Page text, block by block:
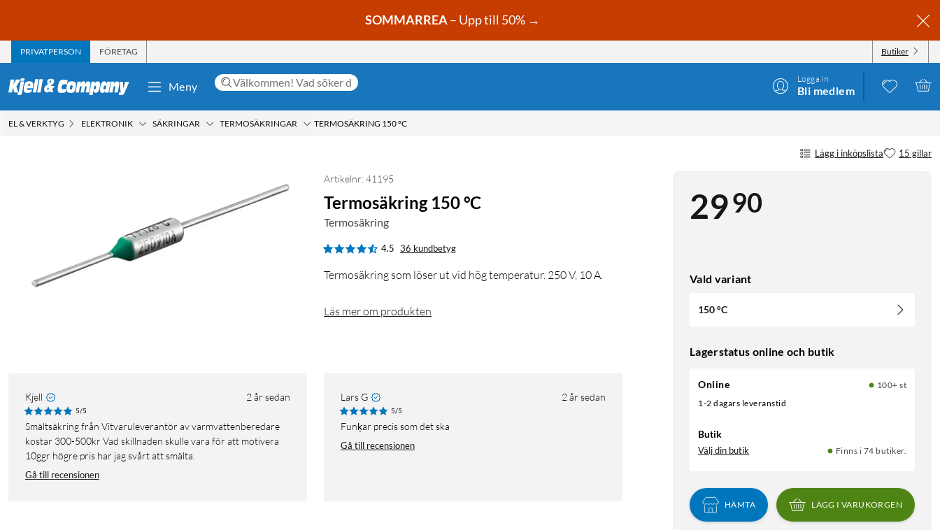
SOMMARREA– Upp till 50% →
PRIVATPERSON FÖRETAG Butiker
Meny
Logga in
Bli medlem
EL & VERKTYG ELEKTRONIK SÄKRINGAR TERMOSÄKRINGAR TERMOSÄKRING 150 °C
Lägg i inköpslista 15 gillar
2990
Vald variant
150 °C
Lagerstatus online och butik
Online
100+ st
1-2 dagars leveranstid
Butik
Välj din butik Finns i 74 butiker.
HÄMTA LÄGG I VARUKORGEN
Artikelnr: 41195
Termosäkring 150 °C
Termosäkring
4.5 36 kundbetyg
Termosäkring som löser ut vid hög temperatur. 250 V, 10 A.
Läs mer om produkten
Kjell 2 år sedan
5/5
Smältsäkring från Vitvaruleverantör av varmvattenberedare
kostar 300-500kr Vad skillnaden skulle vara för att motivera
10ggr högre pris har jag svårt att smälta.
Gå till recensionen
Lars G 2 år sedan
5/5
Funķar precis som det ska
Gå till recensionen